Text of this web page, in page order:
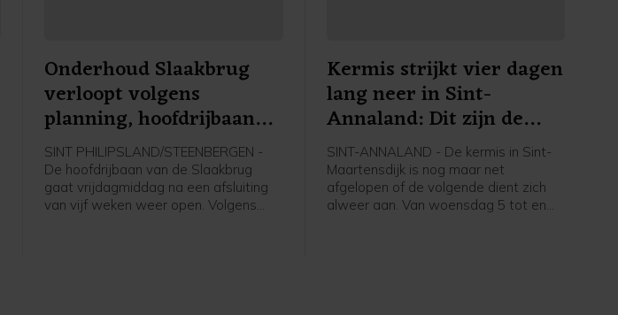
Onderhoud Slaakbrug
verloopt volgens
planning, hoofdrijbaan
vrijdag weer open
SINT PHILIPSLAND/STEENBERGEN -
De hoofdrijbaan van de Slaakbrug
gaat vrijdagmiddag na een afsluiting
van vijf weken weer open. Volgens
Kermis strijkt vier dagen
lang neer in Sint-
Annaland: Dit zijn de
openingstijden
SINT-ANNALAND - De kermis in Sint-
Maartensdijk is nog maar net
afgelopen of de volgende dient zich
alweer aan. Van woensdag 5 tot en